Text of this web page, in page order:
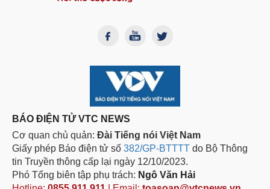
BÁO ĐIỆN TỬ VTC NEWS
Cơ quan chủ quản: Đài Tiếng nói Việt Nam
Giấy phép Báo điện tử số 382/GP-BTTTT do Bộ Thông
tin Truyền thông cấp lại ngày 12/10/2023.
Phó Tổng biên tập phụ trách: Ngô Văn Hải